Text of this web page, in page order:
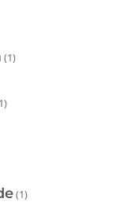
(1)
(1)